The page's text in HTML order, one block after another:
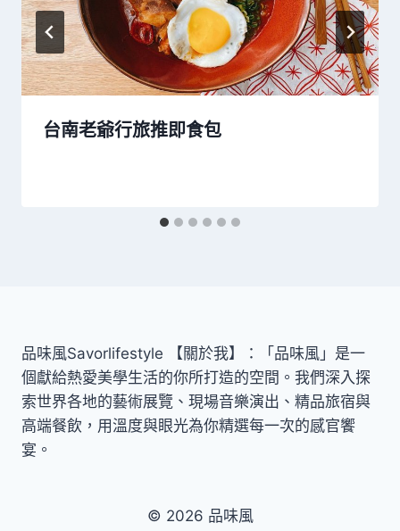
台南老爺行旅推即食包
品味風Savorlifestyle 【關於我】：「品味風」是一
個獻給熱愛美學生活的你所打造的空間。我們深入探
索世界各地的藝術展覽、現場音樂演出、精品旅宿與
高端餐飲，用溫度與眼光為你精選每一次的感官饗
宴。
© 2026 品味風